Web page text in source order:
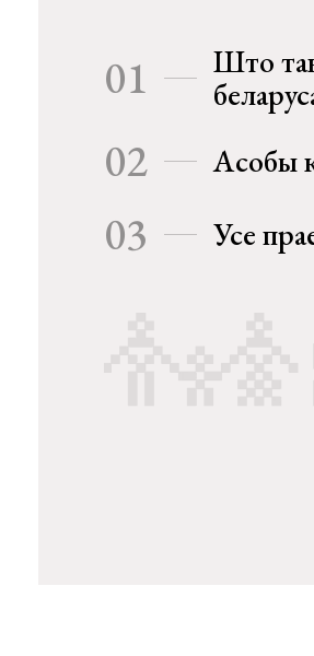
01
Што
02 Асобы
03 Усе